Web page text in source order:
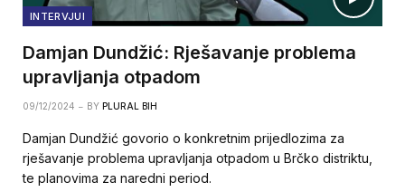
INTERVJUI
Damjan Dundžić: Rješavanje problema
upravljanja otpadom
09/12/2024 BY PLURAL BIH
Damjan Dundžić govorio o konkretnim prijedlozima za
rješavanje problema upravljanja otpadom u Brčko distriktu,
te planovima za naredni period.